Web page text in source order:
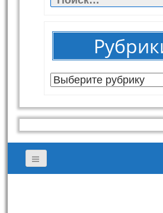
Рубрики